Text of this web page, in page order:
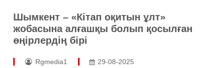
Шымкент – «Кітап оқитын ұлт»
жобасына алғашқы болып қосылған
өңірлердің бірі
Rgmedia1 29-08-2025